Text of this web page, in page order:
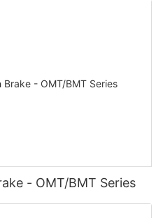
- OMT/BMT Series